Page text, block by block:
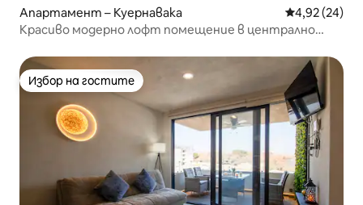
Апартамент – Куернавака Средна
4,92 (24)
Красиво модерно лофт помещение в централно
Избор на гостите
Избор на гостите